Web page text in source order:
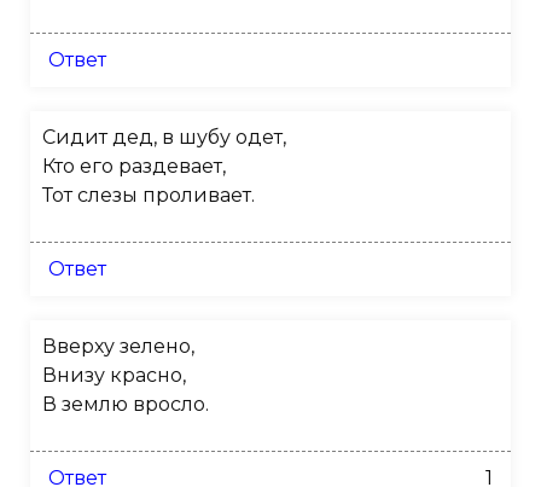
Ответ
Сидит дед, в шубу одет,
Кто его раздевает,
Тот слезы проливает.
Ответ
Вверху зелено,
Внизу красно,
В землю вросло.
Ответ 1